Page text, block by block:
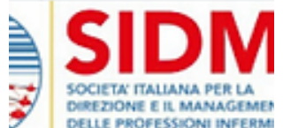
Voglio iscrivermi alla newsletter.
Invia